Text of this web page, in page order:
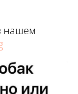
нашем